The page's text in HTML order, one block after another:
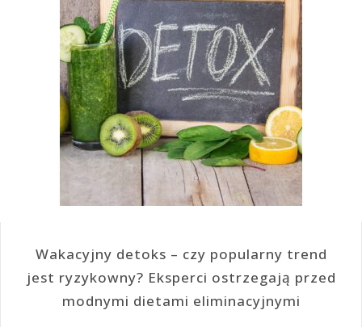
Wakacyjny detoks – czy popularny trend
jest ryzykowny? Eksperci ostrzegają przed
modnymi dietami eliminacyjnymi